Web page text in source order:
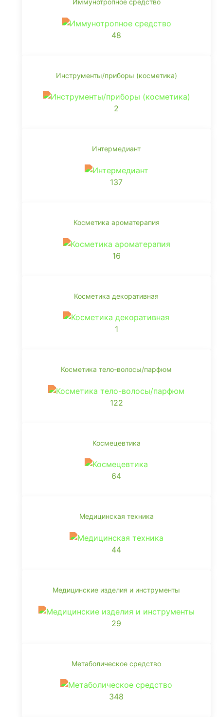
Иммунотропное средство
48
Инструменты/приборы (косметика)
2
Интермедиант
137
Косметика ароматерапия
16
Косметика декоративная
1
Косметика тело-волосы/парфюм
122
Космецевтика
64
Медицинская техника
44
Медицинские изделия и инструменты
29
Метаболическое средство
348